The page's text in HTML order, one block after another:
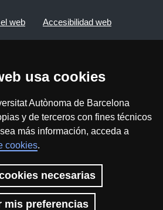
usa cookies
Autònoma de Barcelona
y de terceros con fines técnicos
más información, acceda a
cookies.
necesarias
mis preferencias
web Accesibilidad web
BY NC) - ISSN: 2014-6388